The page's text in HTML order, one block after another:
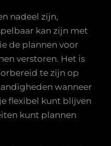
nadeel zijn,
kan zijn met
de plannen voor
verstoren. Het is
te zijn op
wanneer
flexibel kunt blijven
kunt plannen